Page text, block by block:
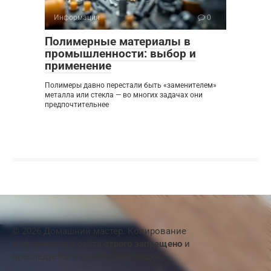
Информация 0
Полимерные материалы в
промышленности: выбор и
применение
Полимеры давно перестали быть «заменителем»
металла или стекла — во многих задачах они
предпочтительнее
© 2026 Домашний мастер. Копирование
строго запрещено и
преследуется в судебном порядке